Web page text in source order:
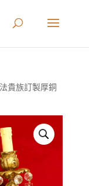
貴族訂製厚銅